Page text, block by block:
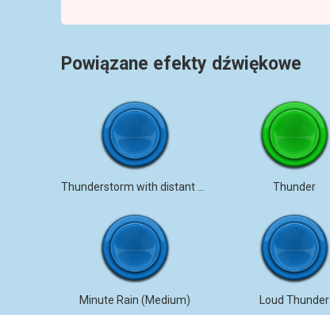
Powiązane efekty dźwiękowe
Thunder
Minute Rain (Medium) Loud Thunder